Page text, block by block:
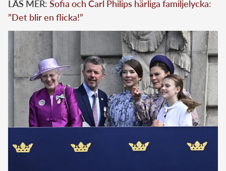
LÄS MER: Sofia och Carl Philips härliga familjelycka:
”Det blir en flicka!”